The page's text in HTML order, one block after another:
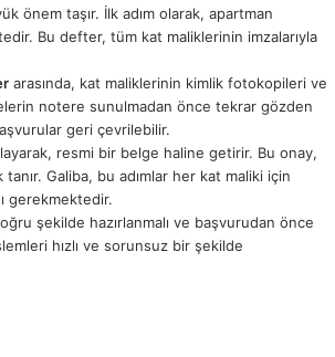
önem taşır. İlk adım olarak, apartman
Bu defter, tüm kat maliklerinin imzalarıyla
arasında, kat maliklerinin kimlik fotokopileri ve
notere sunulmadan önce tekrar gözden
geri çevrilebilir.
resmi bir belge haline getirir. Bu onay,
Galiba, bu adımlar her kat maliki için
gerekmektedir.
şekilde hazırlanmalı ve başvurudan önce
hızlı ve sorunsuz bir şekilde